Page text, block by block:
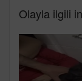
Olayla ilgili